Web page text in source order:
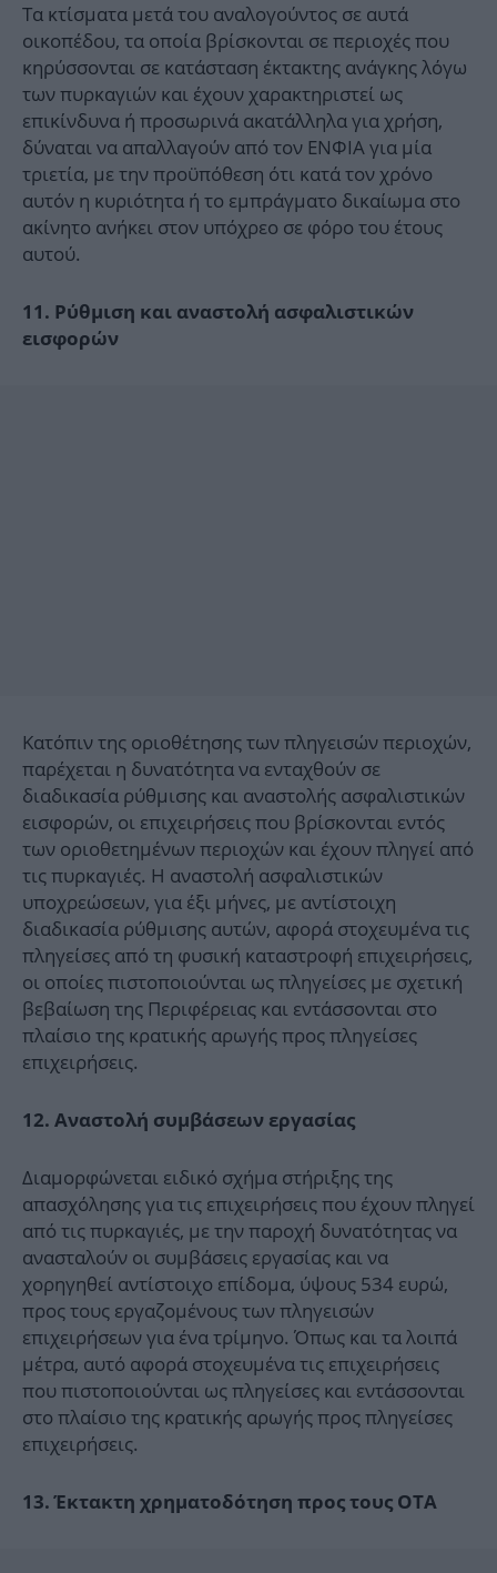
Τα κτίσματα μετά του αναλογούντος σε αυτά
οικοπέδου, τα οποία βρίσκονται σε περιοχές που
κηρύσσονται σε κατάσταση έκτακτης ανάγκης λόγω
των πυρκαγιών και έχουν χαρακτηριστεί ως
επικίνδυνα ή προσωρινά ακατάλληλα για χρήση,
δύναται να απαλλαγούν από τον ΕΝΦΙΑ για μία
τριετία, με την προϋπόθεση ότι κατά τον χρόνο
αυτόν η κυριότητα ή το εμπράγματο δικαίωμα στο
ακίνητο ανήκει στον υπόχρεο σε φόρο του έτους
αυτού.
11. Ρύθμιση και αναστολή ασφαλιστικών
εισφορών
Κατόπιν της οριοθέτησης των πληγεισών περιοχών,
παρέχεται η δυνατότητα να ενταχθούν σε
διαδικασία ρύθμισης και αναστολής ασφαλιστικών
εισφορών, οι επιχειρήσεις που βρίσκονται εντός
των οριοθετημένων περιοχών και έχουν πληγεί από
τις πυρκαγιές. Η αναστολή ασφαλιστικών
υποχρεώσεων, για έξι μήνες, με αντίστοιχη
διαδικασία ρύθμισης αυτών, αφορά στοχευμένα τις
πληγείσες από τη φυσική καταστροφή επιχειρήσεις,
οι οποίες πιστοποιούνται ως πληγείσες με σχετική
βεβαίωση της Περιφέρειας και εντάσσονται στο
πλαίσιο της κρατικής αρωγής προς πληγείσες
επιχειρήσεις.
12. Αναστολή συμβάσεων εργασίας
Διαμορφώνεται ειδικό σχήμα στήριξης της
απασχόλησης για τις επιχειρήσεις που έχουν πληγεί
από τις πυρκαγιές, με την παροχή δυνατότητας να
ανασταλούν οι συμβάσεις εργασίας και να
χορηγηθεί αντίστοιχο επίδομα, ύψους 534 ευρώ,
προς τους εργαζομένους των πληγεισών
επιχειρήσεων για ένα τρίμηνο. Όπως και τα λοιπά
μέτρα, αυτό αφορά στοχευμένα τις επιχειρήσεις
που πιστοποιούνται ως πληγείσες και εντάσσονται
στο πλαίσιο της κρατικής αρωγής προς πληγείσες
επιχειρήσεις.
13. Έκτακτη χρηματοδότηση προς τους ΟΤΑ